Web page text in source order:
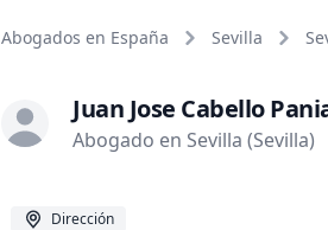
Abogados en España Sevilla
Juan Jose Cabello
Abogado en Sevilla (Sevilla)
Dirección